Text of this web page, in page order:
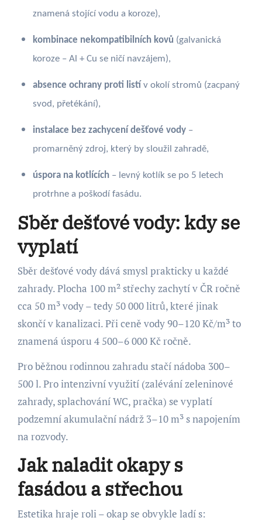
znamená stojící vodu a koroze),
kombinace nekompatibilních kovů (galvanická
koroze – Al + Cu se ničí navzájem),
absence ochrany proti listí v okolí stromů (zacpaný
svod, přetékání),
instalace bez zachycení dešťové vody–
promarněný zdroj, který by sloužil zahradě,
úspora na kotlících– levný kotlík se po 5 letech
protrhne a poškodí fasádu.
Sběr dešťové vody: kdy se
vyplatí
Sběr dešťové vody dává smysl prakticky u každé
zahrady. Plocha 100 m² střechy zachytí v ČR ročně
cca 50 m³ vody – tedy 50 000 litrů, které jinak
skončí v kanalizaci. Při ceně vody 90–120 Kč/m³ to
znamená úsporu 4 500–6 000 Kč ročně.
Pro běžnou rodinnou zahradu stačí nádoba 300–
500 l. Pro intenzivní využití (zalévání zeleninové
zahrady, splachování WC, pračka) se vyplatí
podzemní akumulační nádrž 3–10 m³ s napojením
na rozvody.
Jak naladit okapy s
fasádou a střechou
Estetika hraje roli – okap se obvykle ladí s: